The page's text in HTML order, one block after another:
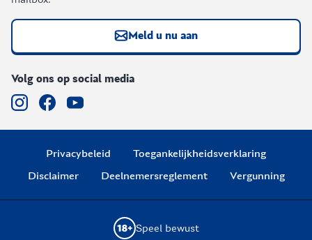
Meld u nu aan
Volg ons op social media
Privacybeleid
Toegankelijkheidsverklaring
Disclaimer
Deelnemersreglement Vergunning
Speel bewust